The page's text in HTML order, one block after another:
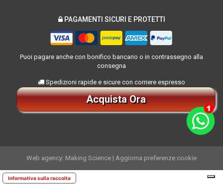
PAGAMENTI SICURI E PROTETTI
Puoi pagare anche con bonifico bancario o in contrassegno alla
consegna
Spedizioni rapide e sicure con corriere espresso
Acquista Ora
Web agency: Making Science | Aggiorna preferenze cookie
Informativa sulla raccolta